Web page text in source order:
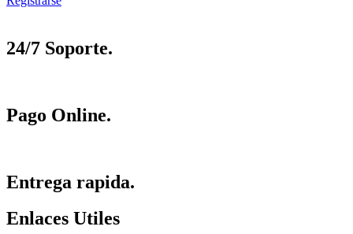
24/7 Soporte.
Pago Online.
Entrega rapida.
Enlaces Utiles